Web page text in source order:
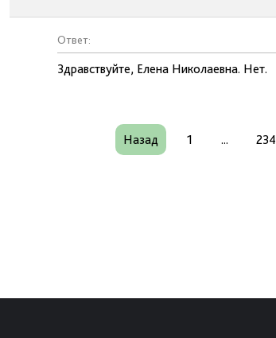
Ответ:
Здравствуйте, Елена Николаевна. Нет.
Назад 1 ... 234